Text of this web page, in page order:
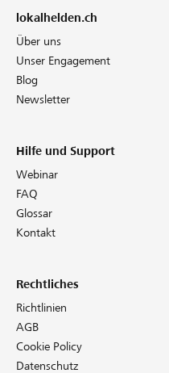
lokalhelden.ch
Über uns
Unser Engagement
Blog
Newsletter
Hilfe und Support
Webinar
FAQ
Glossar
Kontakt
Rechtliches
Richtlinien
AGB
Cookie Policy
Datenschutz